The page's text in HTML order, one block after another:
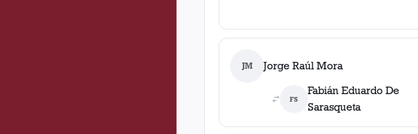
JM Jorge Raúl Mora
FS
Fabián Eduardo De
Sarasqueta